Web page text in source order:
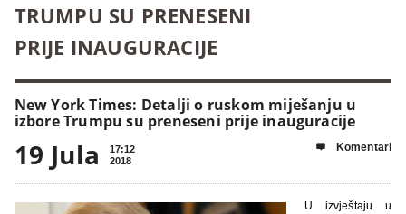
TRUMPU SU PRENESENI
PRIJE INAUGURACIJE
New York Times: Detalji o ruskom miješanju u
izbore Trumpu su preneseni prije inauguracije
19 Jula
17:12
2018
 Komentari
U izvještaju u